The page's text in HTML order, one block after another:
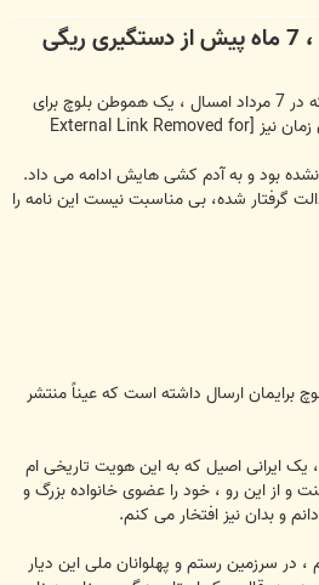
آنچه می خوانید ، نامه ای است که در 7 مرداد امسال ، یک هموطن بلوچ برای
نیز [External Link Removed for
بود و به آدم کشی هایش ادامه می داد.
گرفتار شده، بی مناسبت نیست این نامه را
برایمان ارسال داشته است که عیناً منتشر
یک ایرانی اصیل که به این هویت تاریخی ام
از این رو ، خود را عضوی خانواده بزرگ و
و بدان نیز افتخار می کنم.
در سرزمین رستم و پهلوانان ملی این دیار